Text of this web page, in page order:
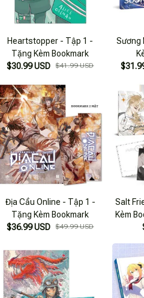
Heartstopper - Tập 1 -
Tặng Kèm Bookmark
$30.99 USD
$41.99 USD
Sương
Địa Cầu Online - Tập 1 -
Tặng Kèm Bookmark
$36.99 USD
$49.99 USD
Salt
Kèm